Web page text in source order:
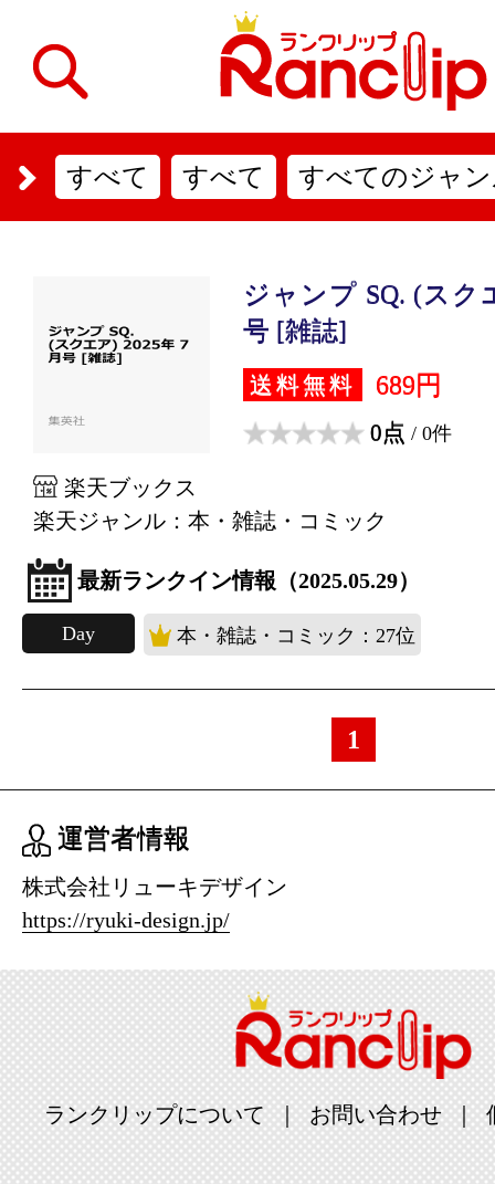
すべて すべて すべてのジャ
ジャンプ SQ. (スク
号 [雑誌]
送料無料 689円
0点 / 0件
楽天ブックス
楽天ジャンル：本・雑誌・コミック
最新ランクイン情報（2025.05.29）
Day 本・雑誌・コミック：27位
1
運営者情報
株式会社リューキデザイン
https://ryuki-design.jp/
ランクリップについて お問い合わせ